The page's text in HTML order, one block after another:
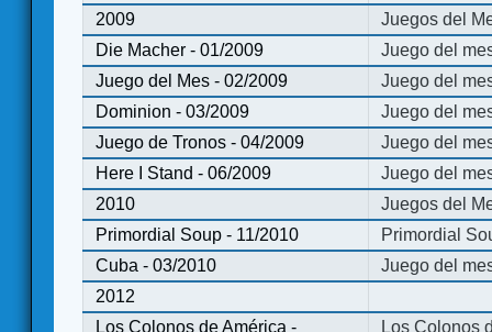
2009
Juegos del
Die Macher - 01/2009
Juego del
Juego del Mes - 02/2009
Juego del
Dominion - 03/2009
Juego del
Juego de Tronos - 04/2009
Juego del
Here I Stand - 06/2009
Juego del
2010
Juegos del
Primordial Soup - 11/2010
Primordial
Cuba - 03/2010
Juego del
2012
Los Colonos de América -
Los Colonos